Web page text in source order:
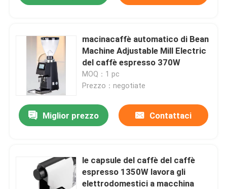
Controllo di qualità
Contattici
Casi
Burr Coffee Grinder
macinacaffè automatico di Bean
Machine Adjustable Mill Electric
del caffè espresso 370W
MOQ：1 pc
Prezzo：negotiate
Miglior prezzo Contattaci
le capsule del caffè del caffè
espresso 1350W lavora gli
elettrodomestici a macchina